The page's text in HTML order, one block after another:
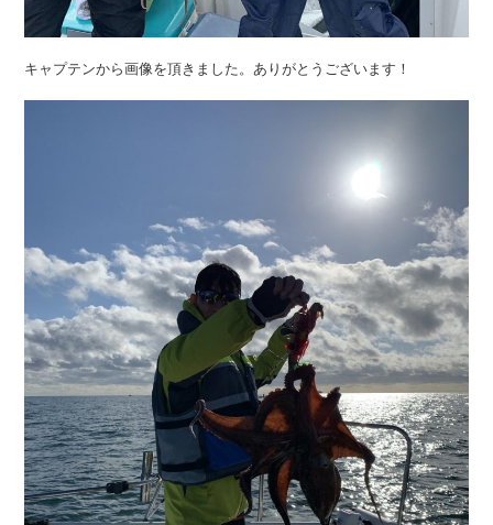
キャプテンから画像を頂きました。ありがとうございます！